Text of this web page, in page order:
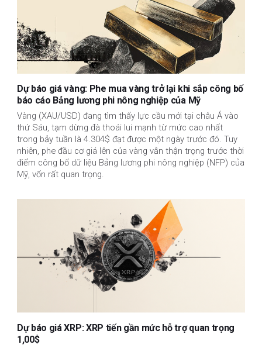
Dự báo giá vàng: Phe mua vàng trở lại khi sắp công bố
báo cáo Bảng lương phi nông nghiệp của Mỹ
Vàng (XAU/USD) đang tìm thấy lực cầu mới tại châu Á vào
thứ Sáu, tạm dừng đà thoái lui mạnh từ mức cao nhất
trong bảy tuần là 4.304$ đạt được một ngày trước đó. Tuy
nhiên, phe đầu cơ giá lên của vàng vẫn thận trọng trước thời
điểm công bố dữ liệu Bảng lương phi nông nghiệp (NFP) của
Mỹ, vốn rất quan trọng.
Dự báo giá XRP: XRP tiến gần mức hỗ trợ quan trọng
1,00$